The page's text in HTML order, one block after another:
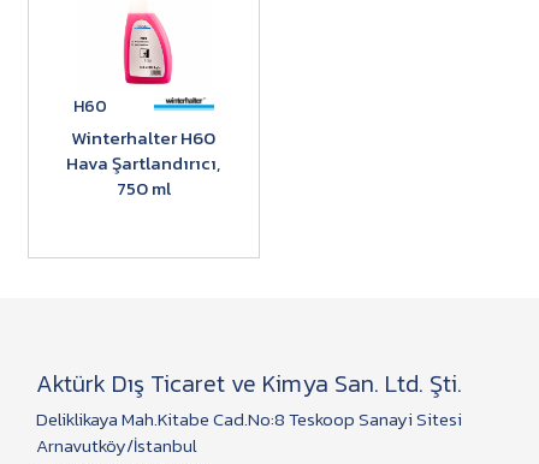
H60
Winterhalter H60
Hava Şartlandırıcı,
750 ml
Aktürk Dış Ticaret ve Kimya San. Ltd. Şti.
Deliklikaya Mah.Kitabe Cad.No:8 Teskoop Sanayi Sitesi
Arnavutköy/İstanbul